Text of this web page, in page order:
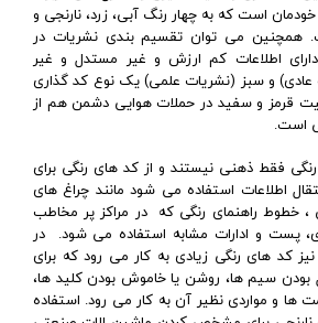
خودمان است که به چهار رنگ آبی، زرد، نارنجی و
همچنین می توان تقسیم بندی نشریات در
اطلاعات کم ارزش و غیر مستدل و غیر
و سبز (نشریات علمی) یک نوع کد گذاری
قرمز و سفید در حملات هوایی دشمن هم از
است.
فقط ذهنی نیستند و از کد های رنگی برای
اطلاعات استفاده می شود مانند چراغ های
، خطوط راهنمای رنگی که در مراکز پر مخاطب
پست و ادارات مشابه استفاده می شود. در
کد های رنگی زیادی به کار می رود که برای
سیم ها، روشن یا خاموش بودن کلید ها،
ها و مواردی نظیر آن به کار می رود. استفاده